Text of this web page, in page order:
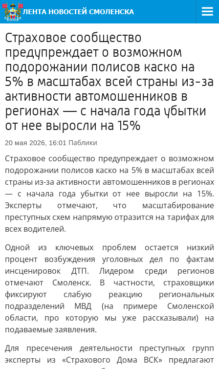
Страховое сообщество
предупреждает о возможном
подорожании полисов каско на
5% в масштабах всей страны из-за
активности автомошенников в
регионах — с начала года убытки
от нее выросли на 15%
20 мая 2026, 16:01 Паблики
Страховое сообщество предупреждает о возможном
подорожании полисов каско на 5% в масштабах всей
страны из-за активности автомошенников в регионах
— с начала года убытки от нее выросли на 15%.
Эксперты отмечают, что масштабирование
преступных схем напрямую отразится на тарифах для
всех водителей.
Одной из ключевых проблем остается низкий
процент возбуждения уголовных дел по фактам
инсценировок ДТП. Лидером среди регионов
отмечают Смоленск. В частности, страховщики
фиксируют слабую реакцию региональных
подразделений МВД (на примере Смоленской
области, про которую мы уже рассказывали) на
подаваемые заявления.
Для пресечения деятельности преступных групп
эксперты из «Страхового Дома ВСК» предлагают